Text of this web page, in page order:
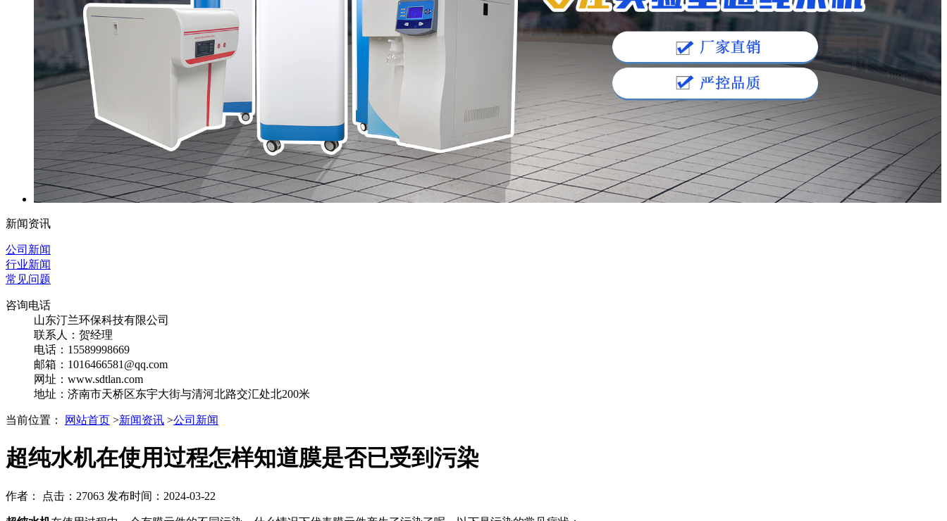
新闻资讯
公司新闻
行业新闻
常见问题
咨询电话
山东汀兰环保科技有限公司
联系人：贺经理
电话：15589998669
邮箱：1016466581@qq.com
网址：www.sdtlan.com
地址：济南市天桥区东宇大街与清河北路交汇处北200米
当前位置： 网站首页 >新闻资讯 >公司新闻
超纯水机在使用过程怎样知道膜是否已受到污染
作者： 点击：27063 发布时间：2024-03-22